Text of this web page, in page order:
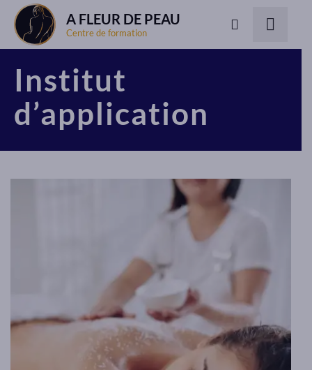
A FLEUR DE PEAU
Centre de formation
Institut
d’application